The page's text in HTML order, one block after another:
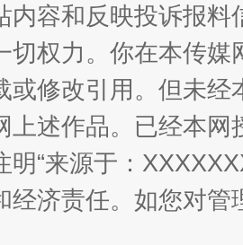
安的艺术幻境
内容和反映投诉报
切权力。你在本传
或修改引用。但未
上述作品。已经本
明“来源于：
经济责任。如您对